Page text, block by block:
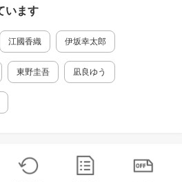
えてくる。答えのある生きかたに慣れすぎ
たちのいまを重ねて見ずにはいられないの
たしかに彼らは究極の宙吊り状態にある
もしかしたら人間は本来こうやって生きて
のではないか。そんな声がどこかからひっ
翻訳家） ここには現代の「難民」の生を特
ける決定的な経験が活写されている。 待
常」の再開を待ち望んでいる今日、この写
います
江國香織 伊坂幸太郎
東野圭吾 凪良ゆう